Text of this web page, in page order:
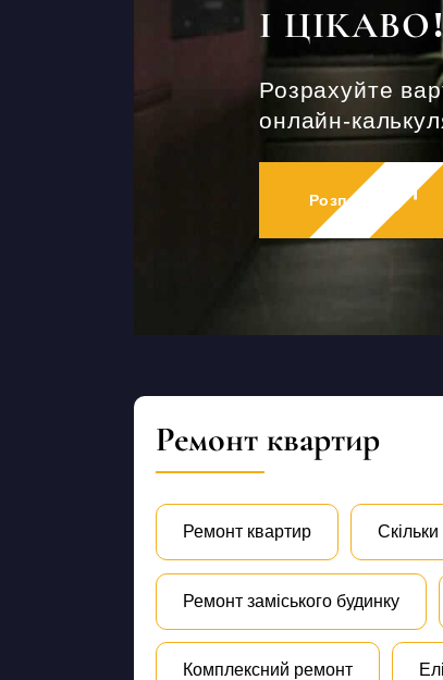
І
Розрахуйте
онлайн-
Розпочати
Ремонт квартир
Ремонт квартир
Ремонт заміського будинку
Комплексний ремонт